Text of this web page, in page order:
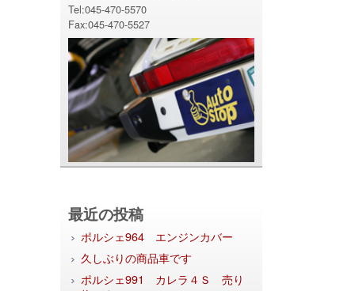
Tel:045-470-5570
Fax:045-470-5527
最近の投稿
ポルシェ964 エンジンカバー
久しぶりの商品車です
ポルシェ991 カレラ４Ｓ 売り